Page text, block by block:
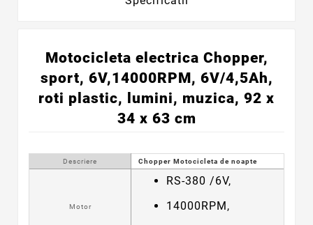
Motocicleta electrica Chopper,
sport, 6V,14000RPM, 6V/4,5Ah,
roti plastic, lumini, muzica, 92 x
34 x 63 cm
Descriere Chopper Motocicleta de noapte
Motor
RS-380 /6V,
14000RPM,